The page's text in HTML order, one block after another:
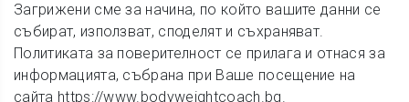
Загрижени сме за начина, по който вашите данни се
събират, използват, споделят и съхраняват.
Политиката за поверителност се прилага и отнася за
информацията, събрана при Ваше посещение на
сайтa https://www.bodyweightcoach.bg.